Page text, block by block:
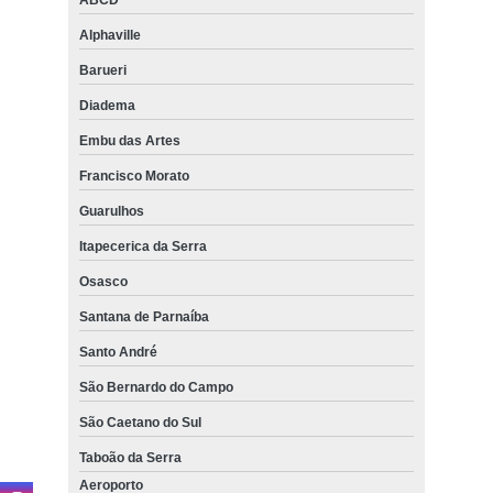
persiana automática Zona Sul
persianas para sala Cidade Ademar
persiana automática preço Zona Leste
persiana para área de serviço Jardim Paulista
persiana rolo Embu das Artes
persianas para salas ABC
persiana romana Cupecê
venda de persiana double vision Saúde
persianas para área de serviço Jaraguá
persiana para quarto Alto de Pinheiros
Alphaville
Barueri
Diadema
Embu das Artes
Francisco Morato
Guarulhos
Itapecerica da Serra
Osasco
Santana de Parnaíba
Santo André
São Bernardo do Campo
São Caetano do Sul
Taboão da Serra
Aeroporto